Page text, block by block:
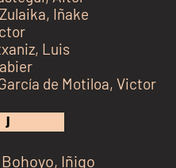
Iñake
Luis
de Motiloa, Victor
J
Bohoyo, Iñigo